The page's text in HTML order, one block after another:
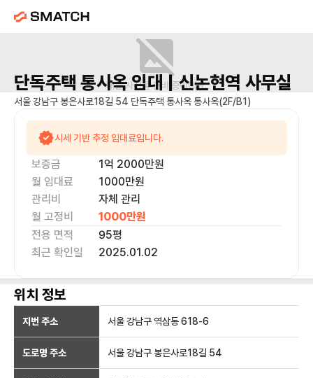
매물 사진을 준비 중이에요.
단독주택 통사옥임대 | 신논현역 사무실
서울 강남구 봉은사로18길 54 단독주택 통사옥 통사옥(2F/B1)
시세 기반 추정 임대료입니다.
보증금 1억 2000만원
월 임대료
1000만원
관리비
자체 관리
월 고정비
1000만원
전용 면적
95평
최근 확인일
2025.01.02
위치 정보
지번 주소 서울 강남구 역삼동 618-6
도로명 주소 서울 강남구 봉은사로18길 54